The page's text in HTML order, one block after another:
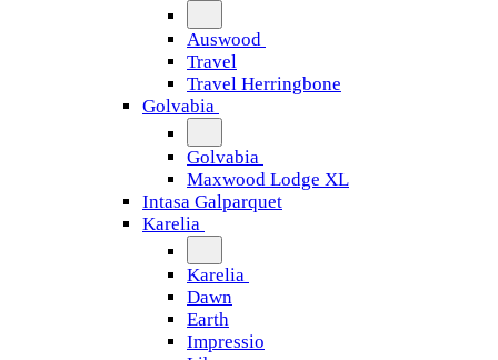
Auswood
Travel
Travel Herringbone
Golvabia
Golvabia
Maxwood Lodge XL
Intasa Galparquet
Karelia
Karelia
Dawn
Earth
Impressio